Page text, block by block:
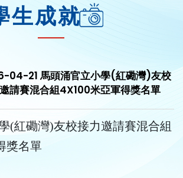
生成就
04-21 馬頭涌官立小學(紅磡灣)友校
請賽混合組4X100米亞軍得獎名單
(紅磡灣)友校接力邀請賽混合組
獎名單